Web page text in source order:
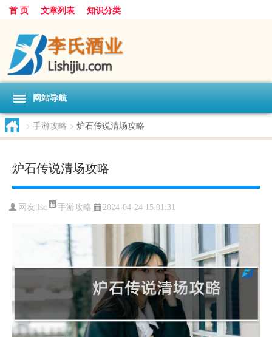
首 页 文章列表 知识分类
网站导航
> 手游攻略 > 炉石传说清场攻略
炉石传说清场攻略
网友:lsc 手游攻略 2024-04-24 15:01:31